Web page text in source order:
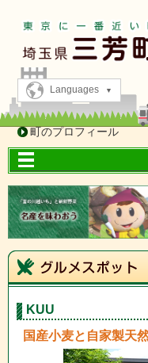
Languages
町のプロフィール
KUU
国産小麦と自家製天